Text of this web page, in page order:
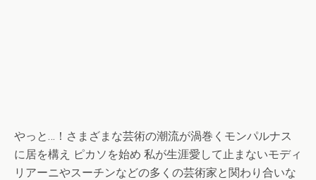
やっと…！さまざまな芸術の潮流が渦巻くモンパルナス
に居を構え ピカソを始め 私が生涯愛して止まないモディ
リアーニやスーチンなどの多くの芸術家と関わり合いな